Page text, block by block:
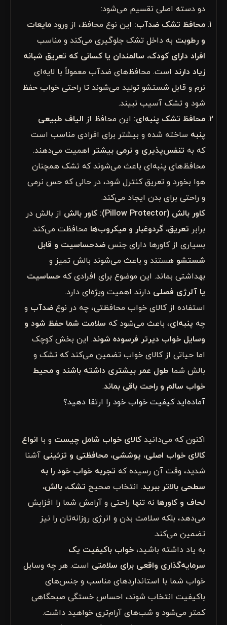
دو دسته اصلی تقسیم می‌شود:
محافظ تشک ضدآب: این نوع محافظ، از ورود مایعات
و رطوبت به داخل تشک جلوگیری می‌کند و مناسب
افراد دارای کودک، سالمندان یا کسانی که تعریق شبانه
زیاد دارنداست. محافظ‌های ضدآب معمولاً با لایه‌ای
نرم و قابل شستشو تولید می‌شوند تا راحتی خواب حفظ
شود و تشک آسیب نبیند.
محافظ تشک پنبه‌ای: این محافظ از الیاف طبیعی
پنبه ساخته شده و بیشتر برای افرادی مناسب است
که به تنفس‌پذیری و نرمی بیشتر اهمیت می‌دهند.
محافظ‌های پنبه‌ای باعث می‌شوند که تشک همچنان
هوا بخورد و تعریق کنترل شود، در حالی که حس نرمی
و راحتی برای بدن ایجاد می‌کند.
کاور بالش (Pillow Protector):
کاور بالش از بالش در
برابر تعریق، گردوغبار و میکروب‌ها محافظت می‌کند.
بسیاری از کاورها دارای جنس ضدحساسیت و قابل
شستشو هستند و باعث می‌شوند بالش تمیز و
بهداشتی بماند. این موضوع برای افرادی که حساسیت
یا آلرژی فصلی دارند اهمیت ویژه‌ای دارد.
استفاده از کالای خواب محافظتی، چه در نوع ضدآب و
چه پنبه‌ای، باعث می‌شود که سلامت شما حفظ شود و
وسایل خواب دیرتر فرسوده شوند. این بخش کوچک
اما حیاتی از کالای خواب تضمین می‌کند که تشک و
بالش شما طول عمر بیشتری داشته باشند و محیط
خواب سالم و راحت باقی بماند.
آماده‌اید کیفیت خواب خود را ارتقا دهید؟
اکنون که می‌دانید کالای خواب شامل چیست و با انواع
کالای خواب اصلی، پوششی، محافظتی و تزئینی آشنا
شدید، وقت آن رسیده که تجربه خواب خود را به
سطحی بالاتر ببرید. انتخاب صحیح تشک، بالش،
لحاف و کاورها نه تنها راحتی و آرامش شما را افزایش
می‌دهد، بلکه سلامت بدن و انرژی روزانه‌تان را نیز
تضمین می‌کند.
به یاد داشته باشید، خواب باکیفیت یک
سرمایه‌گذاری واقعی برای سلامتی است. هر چه وسایل
خواب شما با استانداردهای مناسب و جنس‌های
باکیفیت انتخاب شوند، احساس خستگی صبحگاهی
کمتر می‌شود و شب‌های آرام‌تری خواهید داشت.